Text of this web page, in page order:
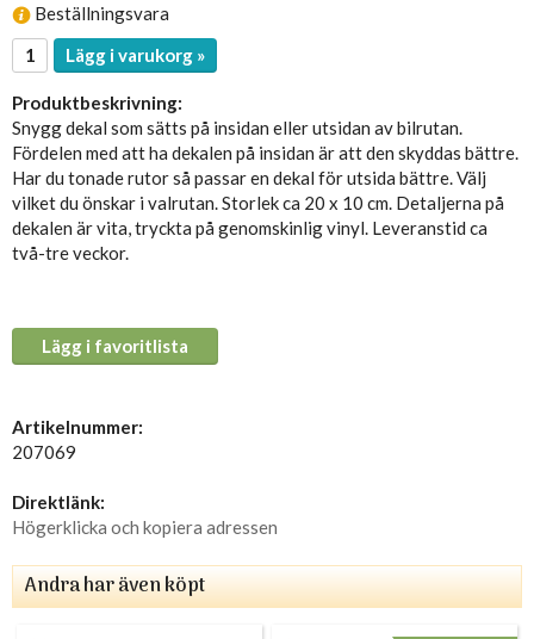
Beställningsvara
Lägg i varukorg »
Produktbeskrivning:
Snygg dekal som sätts på insidan eller utsidan av bilrutan.
Fördelen med att ha dekalen på insidan är att den skyddas bättre.
Har du tonade rutor så passar en dekal för utsida bättre. Välj
vilket du önskar i valrutan. Storlek ca 20 x 10 cm. Detaljerna på
dekalen är vita, tryckta på genomskinlig vinyl. Leveranstid ca
två-tre veckor.
Lägg i favoritlista
Artikelnummer:
207069
Direktlänk:
Högerklicka och kopiera adressen
Andra har även köpt